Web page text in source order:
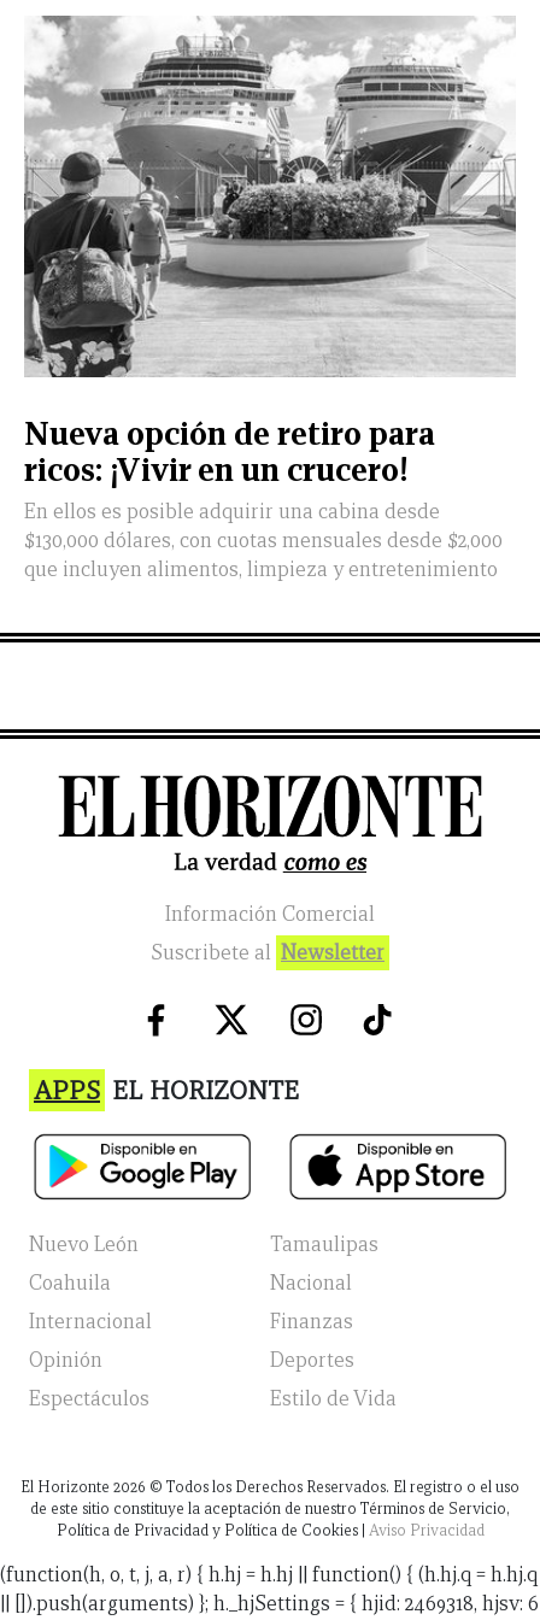
Nueva opción de retiro para
ricos: ¡Vivir en un crucero!
En ellos es posible adquirir una cabina desde
$130,000 dólares, con cuotas mensuales desde $2,000
que incluyen alimentos, limpieza y entretenimiento
Información Comercial
Suscribete al Newsletter
APPS EL HORIZONTE
Nuevo León
Tamaulipas
Coahuila
Nacional
Internacional
Finanzas
Opinión
Deportes
Espectáculos
Estilo de Vida
El Horizonte 2026 © Todos los Derechos Reservados. El registro o el uso
de este sitio constituye la aceptación de nuestro Términos de Servicio,
Política de Privacidad y Política de Cookies | Aviso Privacidad
(function(h, o, t, j, a, r) { h.hj = h.hj || function() { (h.hj.q = h.hj.q
|| []).push(arguments) }; h._hjSettings = { hjid: 2469318, hjsv: 6